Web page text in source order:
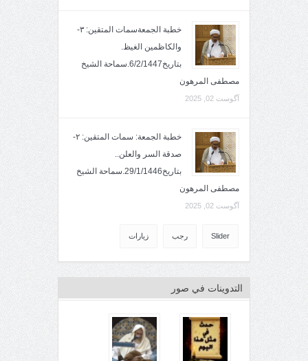
خطبة الجمعةسمات المتقين: ٣-
والكاظمين الغيظ.
بتاريخ6/2/1447.سماحة الشيخ
مصطفى المرهون
آگوست 02, 2025
خطبة الجمعة: سمات المتقين: ٢-
صدقة السر والعلن..
بتاريخ29/1/1446.سماحة الشيخ
مصطفى المرهون
آگوست 02, 2025
Slider رجب زيارات
التدوينات في صور